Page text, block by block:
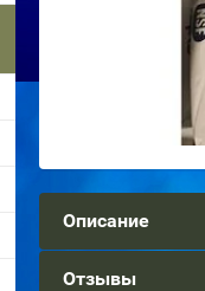
Описание
Отзывы